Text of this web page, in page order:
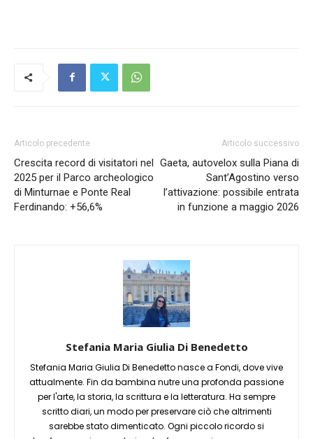
Articolo precedente
Crescita record di visitatori nel
2025 per il Parco archeologico
di Minturnae e Ponte Real
Ferdinando: +56,6%
Articolo successivo
Gaeta, autovelox sulla Piana di
Sant’Agostino verso
l’attivazione: possibile entrata
in funzione a maggio 2026
Stefania Maria Giulia Di Benedetto
Stefania Maria Giulia Di Benedetto nasce a Fondi, dove vive
attualmente. Fin da bambina nutre una profonda passione
per l'arte, la storia, la scrittura e la letteratura. Ha sempre
scritto diari, un modo per preservare ciò che altrimenti
sarebbe stato dimenticato. Ogni piccolo ricordo si